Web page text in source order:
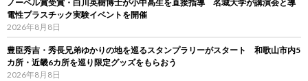
ノーベル賞受賞・白川英樹博士が小中高生を直接指導 名城大学が講演会と導
電性プラスチック実験イベントを開催
2026年8月8日
豊臣秀吉・秀長兄弟ゆかりの地を巡るスタンプラリーがスタート 和歌山市内5
カ所・近畿6カ所を巡り限定グッズをもらおう
2026年8月8日